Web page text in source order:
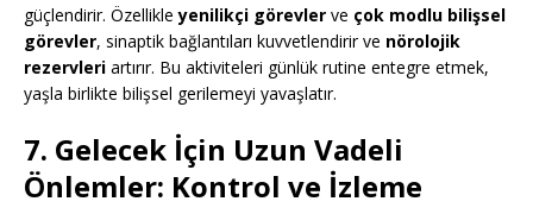
güçlendirir. Özellikleyenilikçi görevler ve çok modlu bilişsel
görevler, sinaptik bağlantıları kuvvetlendirir ve nörolojik
rezervleri artırır. Bu aktiviteleri günlük rutine entegre etmek,
yaşla birlikte bilişsel gerilemeyi yavaşlatır.
7. Gelecek İçin Uzun Vadeli
Önlemler: Kontrol ve İzleme